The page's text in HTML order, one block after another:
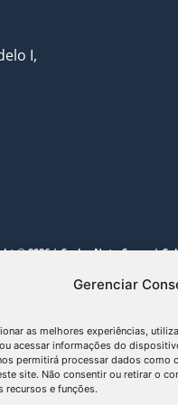
Gerenciar
as melhores experiências,
acessar informações do
permitirá processar dados como
site. Não consentir ou retirar o
recursos e funções.
I,
© 2026 | Carlos Neto Sousa |